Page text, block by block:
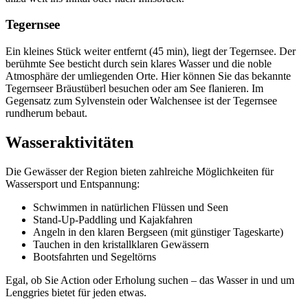
Tegernsee
Ein kleines Stück weiter entfernt (45 min), liegt der Tegernsee. Der
berühmte See besticht durch sein klares Wasser und die noble
Atmosphäre der umliegenden Orte. Hier können Sie das bekannte
Tegernseer Bräustüberl besuchen oder am See flanieren. Im
Gegensatz zum Sylvenstein oder Walchensee ist der Tegernsee
rundherum bebaut.
Wasseraktivitäten
Die Gewässer der Region bieten zahlreiche Möglichkeiten für
Wassersport und Entspannung:
Schwimmen in natürlichen Flüssen und Seen
Stand-Up-Paddling und Kajakfahren
Angeln in den klaren Bergseen (mit günstiger Tageskarte)
Tauchen in den kristallklaren Gewässern
Bootsfahrten und Segeltörns
Egal, ob Sie Action oder Erholung suchen – das Wasser in und um
Lenggries bietet für jeden etwas.